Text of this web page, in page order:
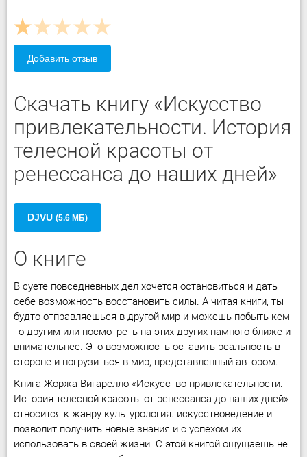
Добавить отзыв
Скачать книгу «Искусство
привлекательности. История
телесной красоты от
ренессанса до наших дней»
DJVU (5.6 МБ)
О книге
В суете повседневных дел хочется остановиться и дать
себе возможность восстановить силы. А читая книги, ты
будто отправляешься в другой мир и можешь побыть кем-
то другим или посмотреть на этих других намного ближе и
внимательнее. Это возможность оставить реальность в
стороне и погрузиться в мир, представленный автором.
Книга Жоржа Вигарелло «Искусство привлекательности.
История телесной красоты от ренессанса до наших дней»
относится к жанру культурология. искусствоведение и
позволит получить новые знания и с успехом их
использовать в своей жизни. С этой книгой ощущаешь не